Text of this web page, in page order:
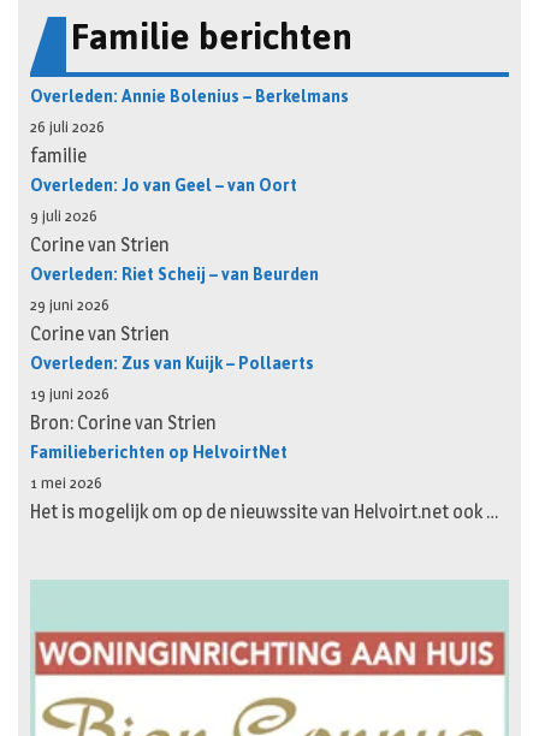
Familie berichten
Overleden: Annie Bolenius – Berkelmans
26 juli 2026
familie
Overleden: Jo van Geel – van Oort
9 juli 2026
Corine van Strien
Overleden: Riet Scheij – van Beurden
29 juni 2026
Corine van Strien
Overleden: Zus van Kuijk – Pollaerts
19 juni 2026
Bron: Corine van Strien
Familieberichten op HelvoirtNet
1 mei 2026
Het is mogelijk om op de nieuwssite van Helvoirt.net ook …